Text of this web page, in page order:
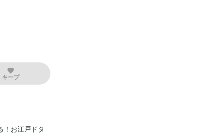
キープ
！お江戸ドタ